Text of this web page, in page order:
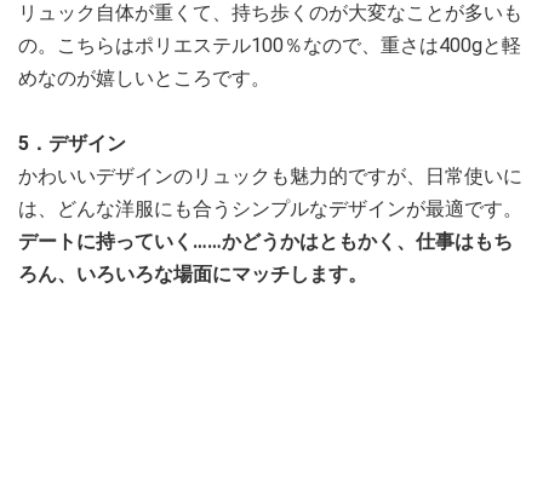
リュック自体が重くて、持ち歩くのが大変なことが多いも
の。こちらはポリエステル100％なので、重さは400gと軽
めなのが嬉しいところです。
5．デザイン
かわいいデザインのリュックも魅力的ですが、日常使いに
は、どんな洋服にも合うシンプルなデザインが最適です。
デートに持っていく……かどうかはともかく、仕事はもち
ろん、いろいろな場面にマッチします。